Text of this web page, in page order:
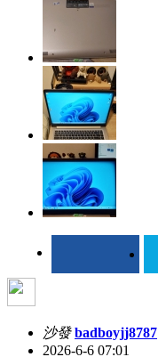
沙發 badboyjj8787
2026-6-6 07:01